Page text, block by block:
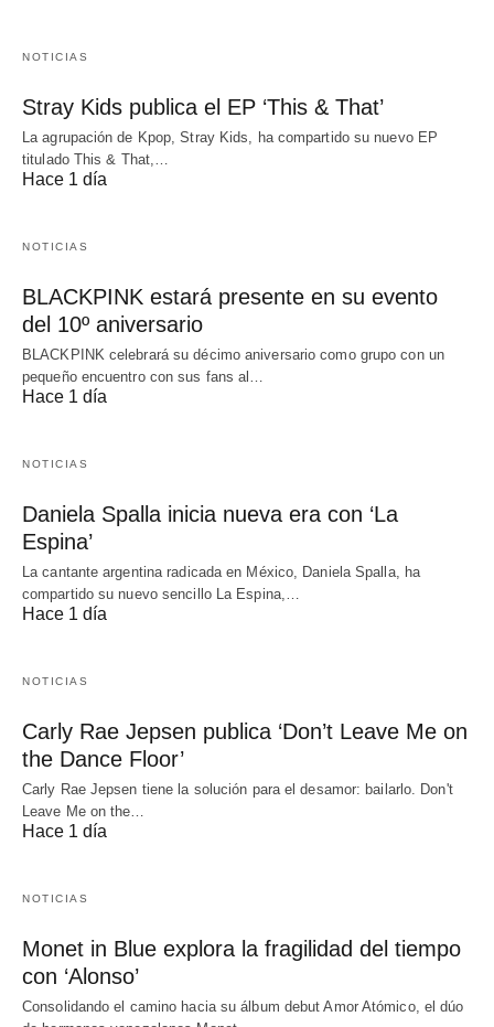
NOTICIAS
Stray Kids publica el EP ‘This & That’
La agrupación de Kpop, Stray Kids, ha compartido su nuevo EP
titulado This & That,…
Hace 1 día
NOTICIAS
BLACKPINK estará presente en su evento
del 10º aniversario
BLACKPINK celebrará su décimo aniversario como grupo con un
pequeño encuentro con sus fans al…
Hace 1 día
NOTICIAS
Daniela Spalla inicia nueva era con ‘La
Espina’
La cantante argentina radicada en México, Daniela Spalla, ha
compartido su nuevo sencillo La Espina,…
Hace 1 día
NOTICIAS
Carly Rae Jepsen publica ‘Don’t Leave Me on
the Dance Floor’
Carly Rae Jepsen tiene la solución para el desamor: bailarlo. Don't
Leave Me on the…
Hace 1 día
NOTICIAS
Monet in Blue explora la fragilidad del tiempo
con ‘Alonso’
Consolidando el camino hacia su álbum debut Amor Atómico, el dúo